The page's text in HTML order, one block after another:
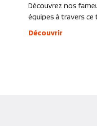
Découvrez nos
équipes à travers ce
Découvrir